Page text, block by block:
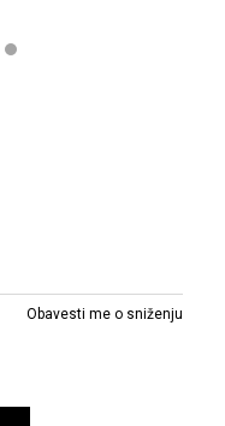
6
Obavesti me o sniženju